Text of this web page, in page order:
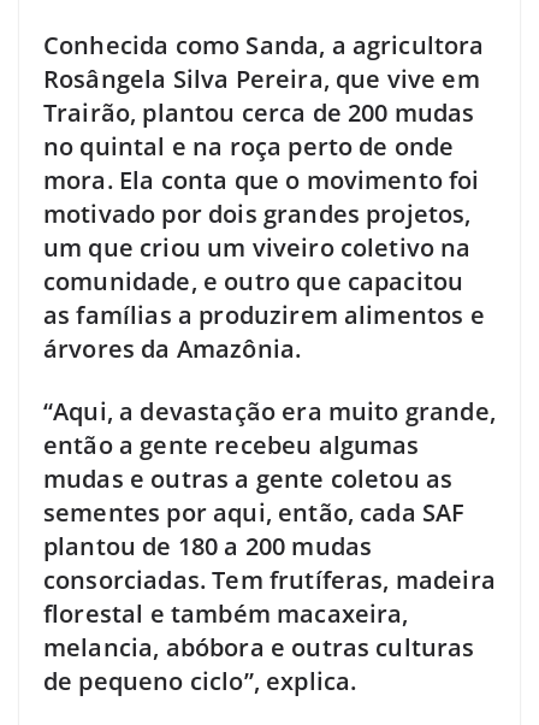
Conhecida como Sanda, a agricultora
Rosângela Silva Pereira, que vive em
Trairão, plantou cerca de 200 mudas
no quintal e na roça perto de onde
mora. Ela conta que o movimento foi
motivado por dois grandes projetos,
um que criou um viveiro coletivo na
comunidade, e outro que capacitou
as famílias a produzirem alimentos e
árvores da Amazônia.
“Aqui, a devastação era muito grande,
então a gente recebeu algumas
mudas e outras a gente coletou as
sementes por aqui, então, cada SAF
plantou de 180 a 200 mudas
consorciadas. Tem frutíferas, madeira
florestal e também macaxeira,
melancia, abóbora e outras culturas
de pequeno ciclo”, explica.